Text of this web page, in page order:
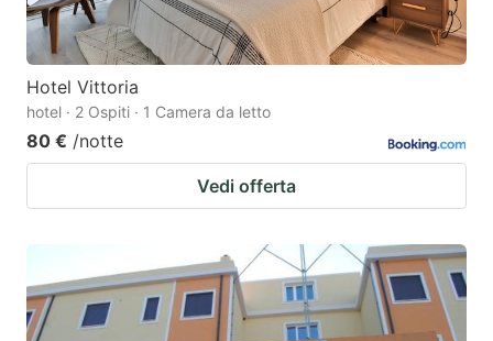
Hotel Vittoria
hotel · 2 Ospiti · 1 Camera da letto
80 € /notte
Vedi offerta